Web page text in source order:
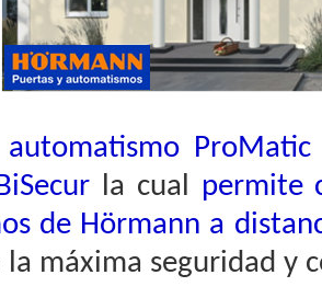
automatismo ProMatic
la cual permite
de Hörmann a
la máxima seguridad y